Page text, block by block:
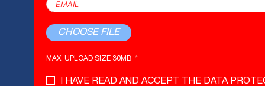
MAX. UPLOAD SIZE 30MB
CHOOSE FILE
I HAVE READ AND ACCEPT THE DATA